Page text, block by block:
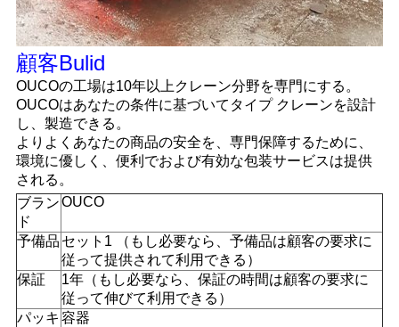
顧客Bulid
OUCOの工場は10年以上クレーン分野を専門にする。
OUCOはあなたの条件に基づいてタイプ クレーンを設計
し、製造できる。
よりよくあなたの商品の安全を、専門保障するために、
環境に優しく、便利でおよび有効な包装サービスは提供
される。
ブラン
ド
OUCO
予備品 セット1 （もし必要なら、予備品は顧客の要求に
従って提供されて利用できる）
保証
1年（もし必要なら、保証の時間は顧客の要求に
従って伸びて利用できる）
パッキ 容器